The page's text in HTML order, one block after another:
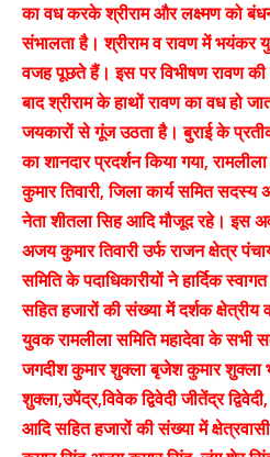
का वध करके श्रीराम और लक्ष्मण को
संभालता है। श्रीराम व रावण में भयंकर
वजह पूछते हैं। इस पर विभीषण रावण
बाद श्रीराम के हाथों रावण का वध हो
जयकारों से गूंज उठता है। बुराई के
का शानदार प्रदर्शन किया गया,
कुमार तिवारी, जिला कार्य समित
नेता शीतला सिह आदि मौजूद रहे। इस
अजय कुमार तिवारी उर्फ राजन क्षेत्र
समिति के पदाधिकारीयों ने हार्दिक
सहित हजारों की संख्या में दर्शक
युवक रामलीला समिति महादेवा के सभी
जगदीश कुमार शुक्ला बृजेश कुमार शुक्ला
शुक्ला,उपेंद्र,विवेक द्विवेदी जीतेंद्र
आदि सहित हजारों की संख्या में